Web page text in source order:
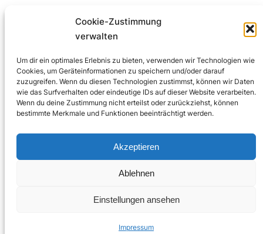
Cookie-Zustimmung
verwalten
Um dir ein optimales Erlebnis zu bieten, verwenden wir Technologien wie
Cookies, um Geräteinformationen zu speichern und/oder darauf
zuzugreifen. Wenn du diesen Technologien zustimmst, können wir Daten
wie das Surfverhalten oder eindeutige IDs auf dieser Website verarbeiten.
Wenn du deine Zustimmung nicht erteilst oder zurückziehst, können
bestimmte Merkmale und Funktionen beeinträchtigt werden.
Akzeptieren
Ablehnen
Einstellungen ansehen
Impressum